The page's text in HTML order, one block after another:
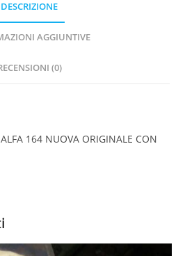
DESCRIZIONE
AGGIUNTIVE
(0)
164 NUOVA ORIGINALE CON